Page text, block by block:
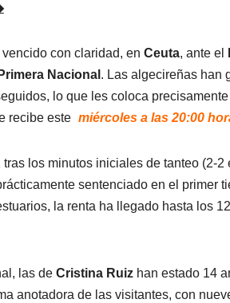
vencido con claridad, en Ceuta, ante el
Primera Nacional . Las algecireñas han
lo que les coloca
recibe este miércoles a las 20:00
los minutos iniciales de tanteo (2-2
sentenciado en el primer
la renta ha llegado hasta los
las de Cristina Ruiz han estado 14
anotadora de las visitantes, con